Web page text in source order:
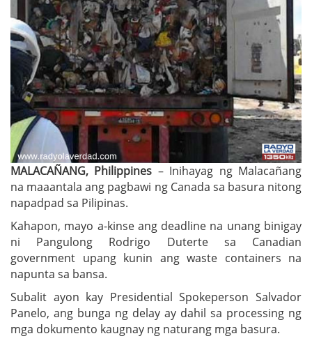
MALACAÑANG, Philippines – Inihayag ng Malacañang
na maaantala ang pagbawi ng Canada sa basura nitong
napadpad sa Pilipinas.
Kahapon, mayo a-kinse ang deadline na unang binigay
ni Pangulong Rodrigo Duterte sa Canadian
government upang kunin ang waste containers na
napunta sa bansa.
Subalit ayon kay Presidential Spokeperson Salvador
Panelo, ang bunga ng delay ay dahil sa processing ng
mga dokumento kaugnay ng naturang mga basura.